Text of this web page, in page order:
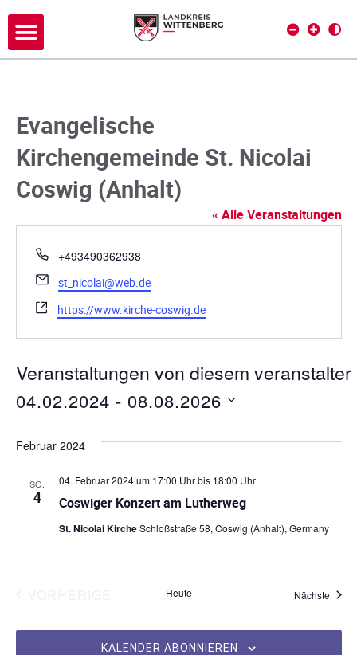
Evangelische
Kirchengemeinde St. Nicolai
Coswig (Anhalt)
« Alle Veranstaltungen
T
l
e
f
o
+493490362938
E
m
a
st_nicolai@web.de
W
e
b
e
i
t
https://www.kirche-coswig.de
Veranstaltungen von diesem veranstalter
04.02.2024 - 08.08.2026
a
l
Februar 2024
SO.
4 Coswiger Konzert am Lutherweg
04. Februar 2024 um 17:00 Uhrbis 18:00 Uhr
St. Nicolai KircheSchloßstraße 58, Coswig (Anhalt), Germany
VERANSTALTUNGEN
Heute Nächste
KALENDER ABONNIEREN